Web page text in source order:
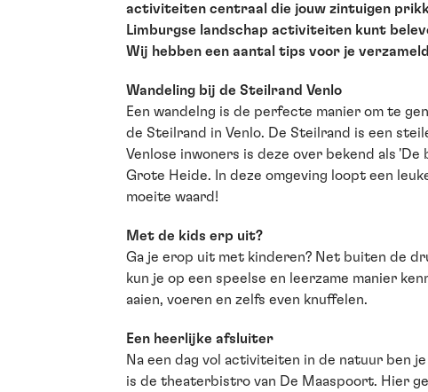
activiteiten centraal die jouw zintuigen
Limburgse landschap activiteiten kunt
Wij hebben een aantal tips voor je
Wandeling bij de Steilrand Venlo
Een wandelng is de perfecte manier om te
de Steilrand in Venlo. De Steilrand is een
Venlose inwoners is deze over bekend als
Grote Heide. In deze omgeving loopt een
moeite waard!
Met de kids erp uit?
Ga je erop uit met kinderen? Net buiten de
kun je op een speelse en leerzame manier
aaien, voeren en zelfs even knuffelen.
Een heerlijke afsluiter
Na een dag vol activiteiten in de natuur ben
is de theaterbistro van De Maaspoort. Hier